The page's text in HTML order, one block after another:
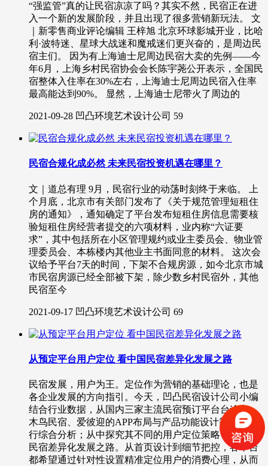
“强监管”真的让民宿凉凉了吗？其实不然，民宿正在进
入一个新的发展阶段，并且出现了很多营销新玩法。 文
｜新零售商业评论编辑 王梓旭 北京环球影城开业，比哈
利·波特迷、星球大战迷和魔戒迷们更兴奋的，是周边民
宿主们。 因为有上海迪士尼周边民宿大卖的先例——今
年6月，上海乡村民宿协会会长陈宇荛公开表示，全国民
宿整体入住率在30%左右，上海迪士尼周边民宿入住率
最高能达到90%。 显然，上海迪士尼带火了周边的
2021-09-28 凹凸环境艺术设计公司 59
民宿合规化成必然 未来民宿投资机遇在哪里？
文｜道总有理 9月，民宿行业的动荡时刻终于来临。 上
个月底，北京市有关部门发布了《关于规范管理短租住
房的通知》，通知确定了平台发布短租住房信息需要核
验短租住房经营者提交的六项材料，业内称“六证要
求”，其中包括所在小区管理规约或业主委员会、物业管
理委员会、本栋楼内其他业主书面同意的材料。 这次会
议给予平台7天的时间，下架不合规房源，如今北京市城
市民宿房源已经全部被下架，除少数乡村民宿外，其他
民宿至今
2021-09-17 凹凸环境艺术设计公司 69
从预定平台用户定位 看中国民宿差异化发展之路
民宿发展，用户为王。定位作为营销的基础理论，也是
各企业发展的方向指引。今天，凹凸民宿设计公司小编
结合行业数据，从国内三家主流民宿预订平台台途家、
木鸟民宿、爱彼迎的APP布局与产品功能设计等层面进
行综合分析；从中探究其不同的用户定位策略，看中国
民宿差异化发展之路。从首页设计到细节把控，各平台
都希望通过针对性设置精准定位用户的消费心理，从而